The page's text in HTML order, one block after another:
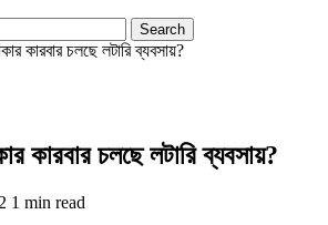
কারবার চলছে লটারি ব্যবসায়?
কারবার চলছে লটারি ব্যবসায়?
1 min read